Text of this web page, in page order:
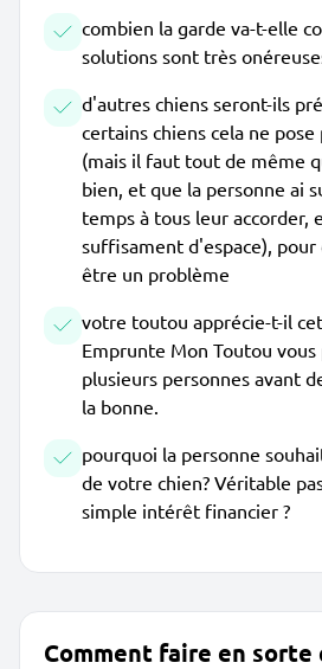
combien la garde va-t-elle
solutions sont très
d'autres chiens seront-ils
certains chiens cela ne
(mais il faut tout de même
bien, et que la personne ai
temps à tous leur accorder,
suffisament d'espace), pour
être un problème
votre toutou apprécie-t-il
Emprunte Mon Toutou
plusieurs personnes avant
la bonne.
pourquoi la personne
de votre chien? Véritable
simple intérêt financier ?
Comment faire en sorte